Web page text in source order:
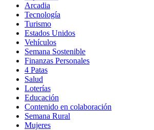
Arcadia
Tecnología
Turismo
Estados Unidos
Vehículos
Semana Sostenible
Finanzas Personales
4 Patas
Salud
Loterías
Educación
Contenido en colaboración
Semana Rural
Mujeres